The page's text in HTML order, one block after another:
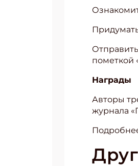
пометкой
Награды
Авторы
журнала